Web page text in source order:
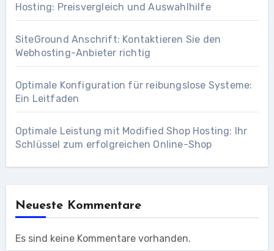
Hosting: Preisvergleich und Auswahlhilfe
SiteGround Anschrift: Kontaktieren Sie den
Webhosting-Anbieter richtig
Optimale Konfiguration für reibungslose Systeme:
Ein Leitfaden
Optimale Leistung mit Modified Shop Hosting: Ihr
Schlüssel zum erfolgreichen Online-Shop
Neueste Kommentare
Es sind keine Kommentare vorhanden.